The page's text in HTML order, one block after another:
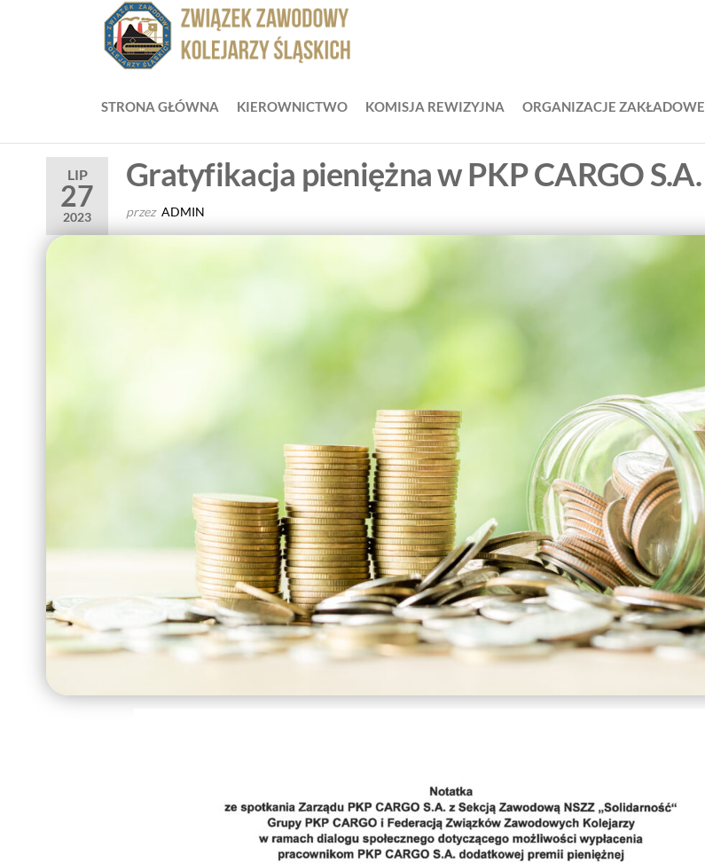
Zawodowy
Kolejarzy
Śląskich
Śląskich
STRONA GŁÓWNA KIEROWNICTWO KOMISJA REWIZYJNA ORGANIZACJE ZAKŁADOWE
LIP
27
2023
Gratyfikacja pieniężna w PKP CARGO S.A.
przez ADMIN